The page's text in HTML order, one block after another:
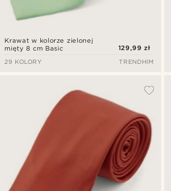
Krawat w kolorze zielonej
mięty 8 cm Basic
129,99 zł
29 KOLORY
TRENDHIM